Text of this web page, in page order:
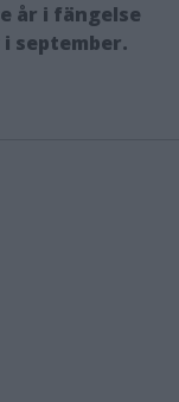
år i fängelse
september.